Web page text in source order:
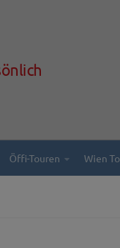
Öffi-Touren Wien